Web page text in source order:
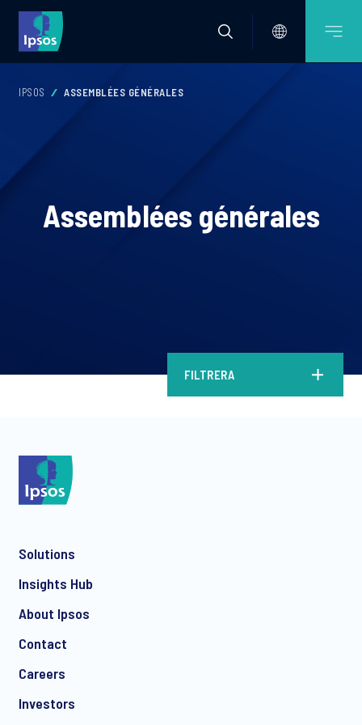
IPSOS ASSEMBLÉES GÉNÉRALES
Assemblées générales
FILTRERA
Solutions
Insights Hub
About Ipsos
Contact
Careers
Investors